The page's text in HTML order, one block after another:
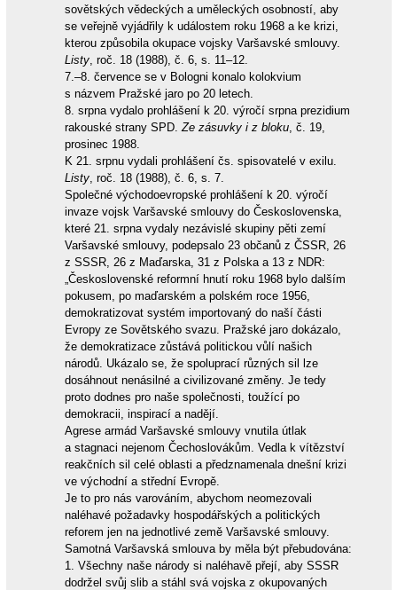
sovětských vědeckých a uměleckých osobností, aby
se veřejně vyjádřily k událostem roku 1968 a ke krizi,
kterou způsobila okupace vojsky Varšavské smlouvy.
Listy, roč. 18 (1988), č. 6, s. 11–12.
7.–8. července se v Bologni konalo kolokvium
s názvem Pražské jaro po 20 letech.
8. srpna vydalo prohlášení k 20. výročí srpna prezidium
rakouské strany SPD. Ze zásuvky i z bloku, č. 19,
prosinec 1988.
K 21. srpnu vydali prohlášení čs. spisovatelé v exilu.
Listy, roč. 18 (1988), č. 6, s. 7.
Společné východoevropské prohlášení k 20. výročí
invaze vojsk Varšavské smlouvy do Československa,
které 21. srpna vydaly nezávislé skupiny pěti zemí
Varšavské smlouvy, podepsalo 23 občanů z ČSSR, 26
z SSSR, 26 z Maďarska, 31 z Polska a 13 z NDR:
„Československé reformní hnutí roku 1968 bylo dalším
pokusem, po maďarském a polském roce 1956,
demokratizovat systém importovaný do naší části
Evropy ze Sovětského svazu. Pražské jaro dokázalo,
že demokratizace zůstává politickou vůlí našich
národů. Ukázalo se, že spoluprací různých sil lze
dosáhnout nenásilné a civilizované změny. Je tedy
proto dodnes pro naše společnosti, toužící po
demokracii, inspirací a nadějí.
Agrese armád Varšavské smlouvy vnutila útlak
a stagnaci nejenom Čechoslovákům. Vedla k vítězství
reakčních sil celé oblasti a předznamenala dnešní krizi
ve východní a střední Evropě.
Je to pro nás varováním, abychom neomezovali
naléhavé požadavky hospodářských a politických
reforem jen na jednotlivé země Varšavské smlouvy.
Samotná Varšavská smlouva by měla být přebudována:
1. Všechny naše národy si naléhavě přejí, aby SSSR
dodržel svůj slib a stáhl svá vojska z okupovaných